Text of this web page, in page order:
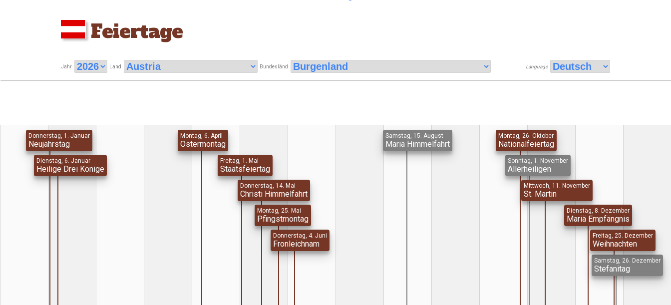
Feiertage
Jahr Land Bundesländ Language
Donnerstag, 1. Januar
Neujahrstag
Dienstag, 6. Januar
Heilige Drei Könige
Montag, 6. April
Ostermontag
Freitag, 1. Mai
Staatsfeiertag
Donnerstag, 14. Mai
Christi Himmelfahrt
Montag, 25. Mai
Pfingstmontag
Donnerstag, 4. Juni
Fronleichnam
Samstag, 15. August
Mariä Himmelfahrt
Montag, 26. Oktober
Nationalfeiertag
Sonntag, 1. November
Allerheiligen
Mittwoch, 11. November
St. Martin
Dienstag, 8. Dezember
Mariä Empfängnis
Freitag, 25. Dezember
Weihnachten
Samstag, 26. Dezember
Stefanitag